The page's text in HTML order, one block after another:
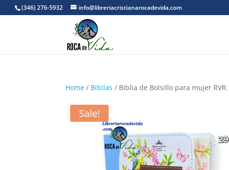
(346) 276-5932 info@libreriacristianarocadevida.com
Home / Biblias / Biblia de Bolsillo para mujer
Sale!